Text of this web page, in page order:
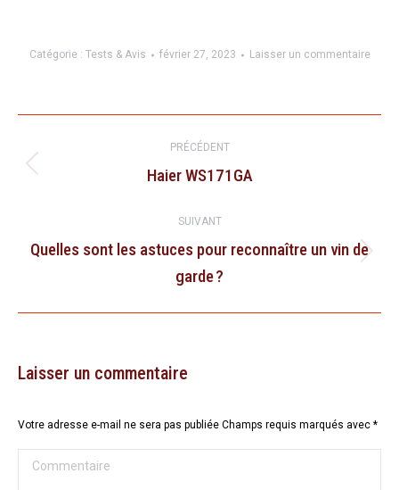
Catégorie : Tests & Avis février 27, 2023 Laisser un commentaire
article
PRÉCÉDENT
Article
:
Haier WS171GA
SUIVANT
Article
suivant
:
Quelles sont les astuces pour reconnaître un vin de
garde ?
Laisser un commentaire
Votre adresse e-mail ne sera pas publiée Champs requis marqués avec *
Commentaire